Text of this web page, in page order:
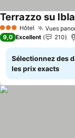
3 ÉtoilesHôtel Vues
Terrazzo su Ibla
9,0 Excellent 210
Sélectionnez des
les prix exacts